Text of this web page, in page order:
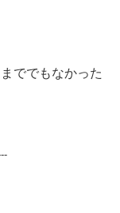
ででもなかった